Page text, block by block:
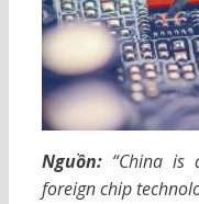
Nguồn:“China is
foreign chip